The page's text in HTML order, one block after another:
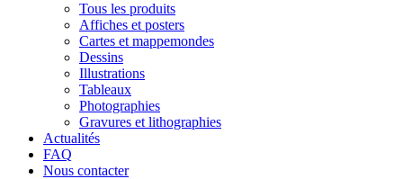
Tous les produits
Affiches et posters
Cartes et mappemondes
Dessins
Illustrations
Tableaux
Photographies
Gravures et lithographies
Actualités
FAQ
Nous contacter